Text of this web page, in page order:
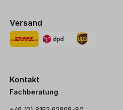
Versand
Kontakt
Fachberatung